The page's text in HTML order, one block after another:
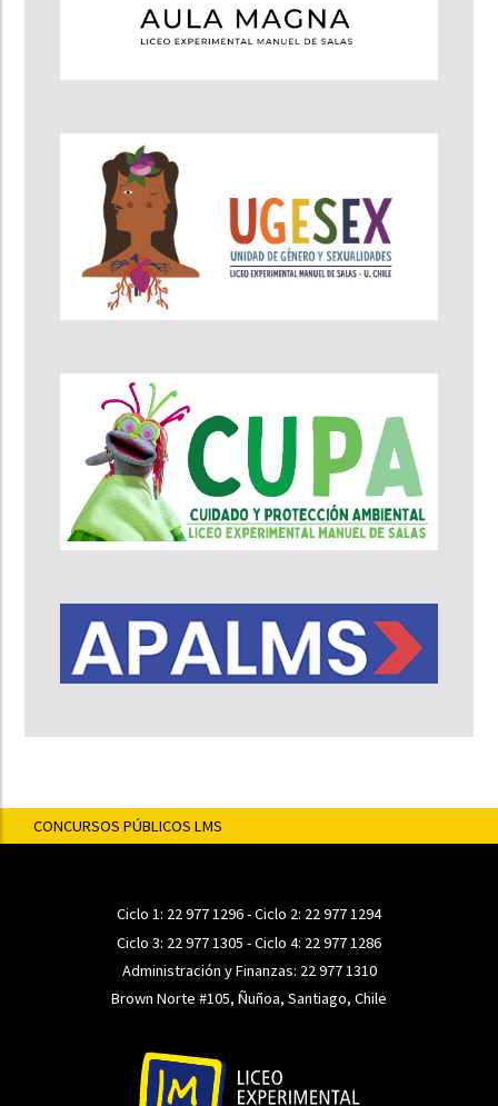
CONCURSOS PÚBLICOS LMS
Ciclo 1: 22 977 1296- Ciclo 2: 22 977 1294
Ciclo 3: 22 977 1305 - Ciclo 4: 22 977 1286
Administración y Finanzas: 22 977 1310
Brown Norte #105, Ñuñoa, Santiago, Chile